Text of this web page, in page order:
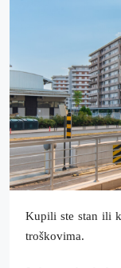
Kupili ste stan ili
troškovima.